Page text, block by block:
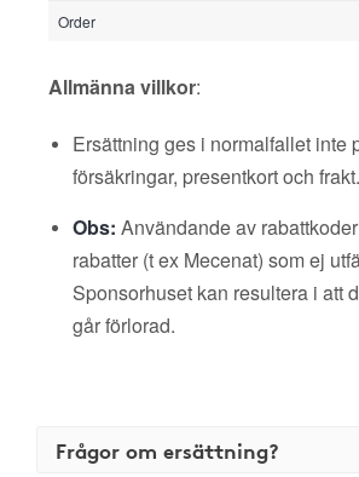
Order
Allmänna villkor:
Ersättning ges i normalfallet inte
försäkringar, presentkort och frakt.
Obs: Användande av
rabatter (t ex Mecenat) som ej
Sponsorhuset kan resultera i att
går förlorad.
Frågor om ersättning?